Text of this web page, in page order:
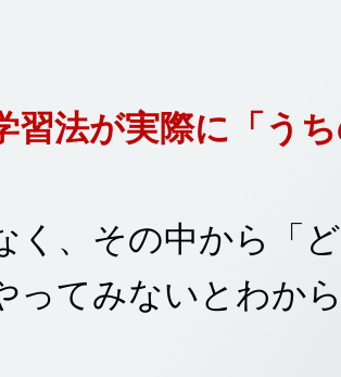
法が実際に「うち
、 その中から「
てみないとわか